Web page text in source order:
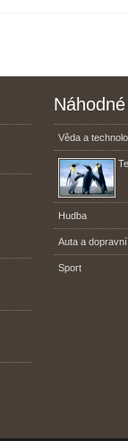
Věda a
Hudba
Auta a
Sport